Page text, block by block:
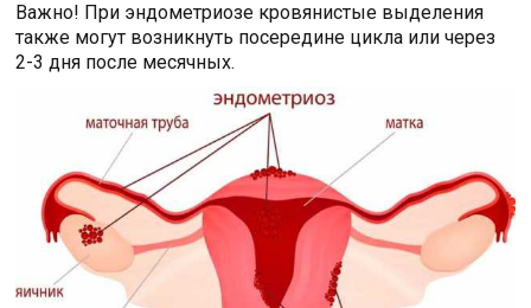
Важно! При эндометриозе кровянистые выделения
также могут возникнуть посередине цикла или через
2-3 дня после месячных.